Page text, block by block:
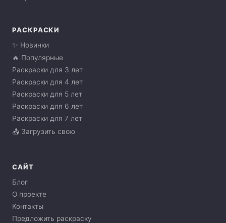
РАСКРАСКИ
✨ Новинки
🔥 Популярные
Раскраски для 3 лет
Раскраски для 4 лет
Раскраски для 5 лет
Раскраски для 6 лет
Раскраски для 7 лет
📤 Загрузить свою
САЙТ
Блог
О проекте
Контакты
Предложить раскраску